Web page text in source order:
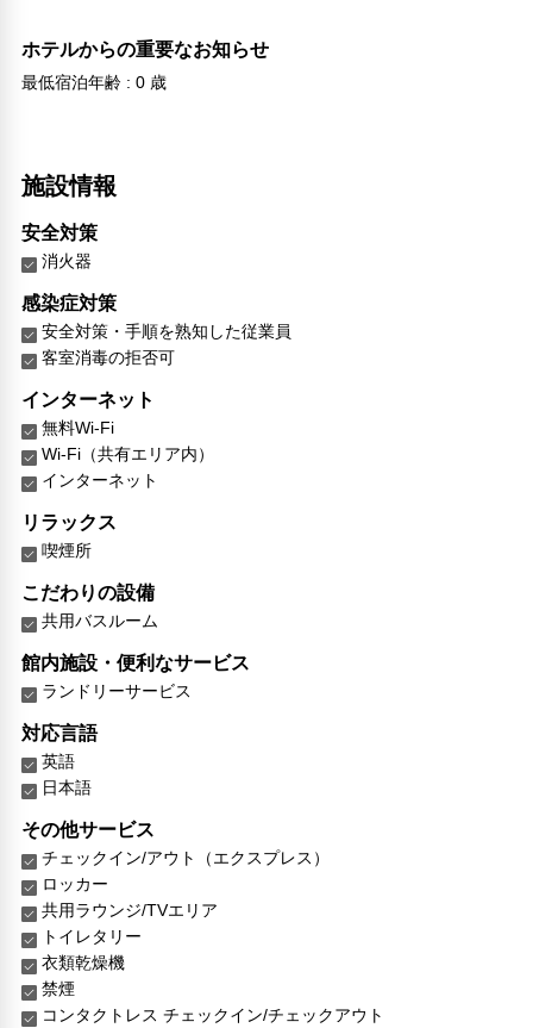
ホテルからの重要なお知らせ
最低宿泊年齢 : 0 歳
施設情報
安全対策
消火器
感染症対策
安全対策・手順を熟知した従業員
客室消毒の拒否可
インターネット
無料Wi-Fi
Wi-Fi（共有エリア内）
インターネット
リラックス
喫煙所
こだわりの設備
共用バスルーム
館内施設・便利なサービス
ランドリーサービス
対応言語
英語
日本語
その他サービス
チェックイン/アウト（エクスプレス）
ロッカー
共用ラウンジ/TVエリア
トイレタリー
衣類乾燥機
禁煙
コンタクトレス チェックイン/チェックアウト